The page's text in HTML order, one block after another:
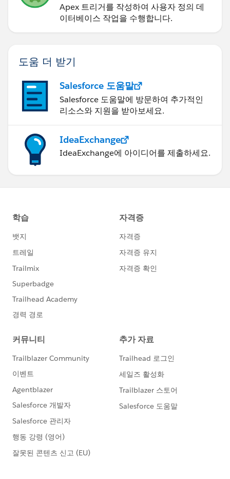
Apex 트리거를 작성하여 사용자 정의 데
이터베이스 작업을 수행합니다.
도움 더 받기
Salesforce 도움말
Salesforce 도움말에 방문하여 추가적인
리소스와 지원을 받아보세요.
IdeaExchange
IdeaExchange에 아이디어를 제출하세요.